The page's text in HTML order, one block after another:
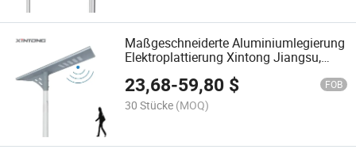
Maßgeschneiderte Aluminiumlegierung
Elektroplattierung Xintong Jiangsu,
23,68-59,80 $ FOB
30 Stücke (MOQ)